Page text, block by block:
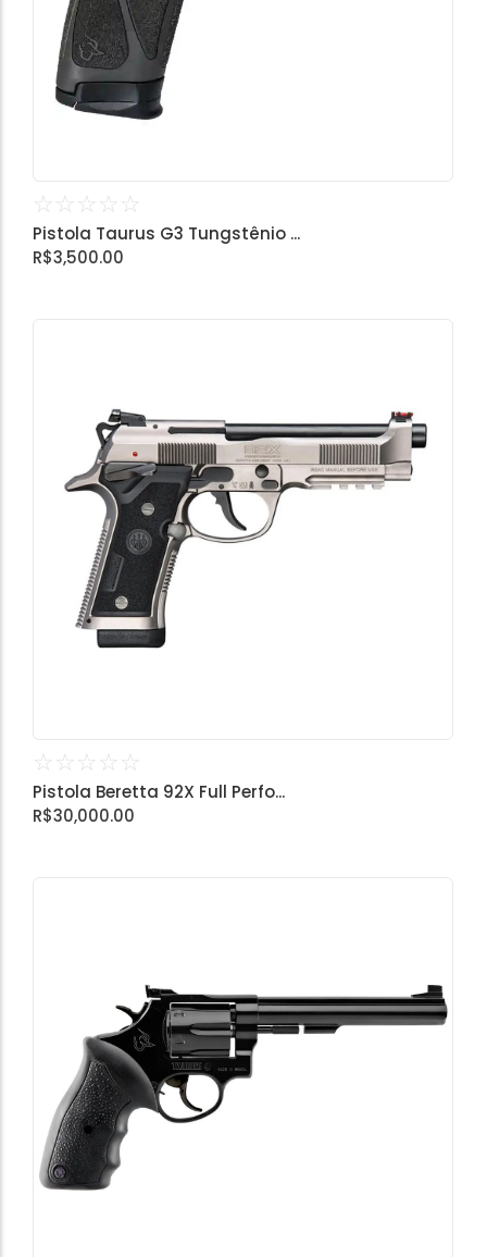
☆ ☆ ☆ ☆ ☆
Pistola Taurus G3 Tungstênio ...
R$3,500.00
☆ ☆ ☆ ☆ ☆
Pistola Beretta 92X Full Perfo...
R$30,000.00